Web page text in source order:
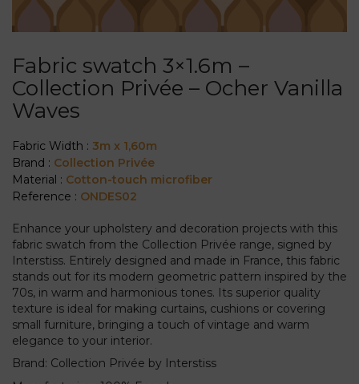
Fabric swatch 3×1.6m –
Collection Privée – Ocher Vanilla
Waves
Fabric Width : 3m x 1,60m
Brand : Collection Privée
Material : Cotton-touch microfiber
Reference : ONDES02
Enhance your upholstery and decoration projects with this
fabric swatch from the Collection Privée range, signed by
Interstiss. Entirely designed and made in France, this fabric
stands out for its modern geometric pattern inspired by the
70s, in warm and harmonious tones. Its superior quality
texture is ideal for making curtains, cushions or covering
small furniture, bringing a touch of vintage and warm
elegance to your interior.
Brand: Collection Privée by Interstiss